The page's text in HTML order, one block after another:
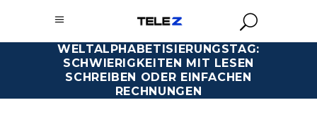
WELTALPHABETISIERUNGSTAG:
SCHWIERIGKEITEN MIT LESEN
SCHREIBEN ODER EINFACHEN
RECHNUNGEN